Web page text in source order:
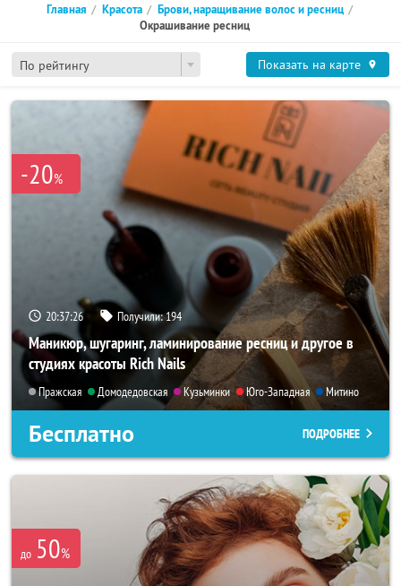
По рейтингу
Главная Красота
Брови, наращивание волос и ресниц
Окрашивание ресниц
Показать на карте
-20%
20:37:25 Получили:194
Маникюр, шугаринг, ламинирование ресниц и другое в
студиях красоты Rich Nails
Пражская Домодедовская Кузьминки Юго-Западная Митино
Бесплатно ПОДРОБНЕЕ
до 50%